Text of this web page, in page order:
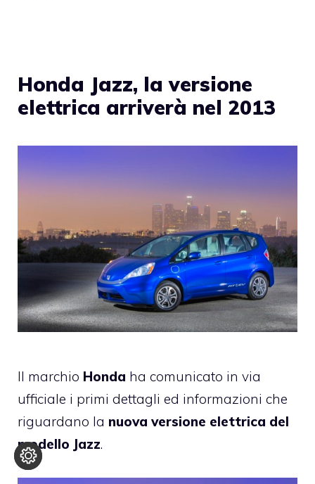
Honda Jazz, la versione
elettrica arriverà nel 2013
Il marchio Honda ha comunicato in via
ufficiale i primi dettagli ed informazioni che
riguardano la nuova versione elettrica del
modello Jazz.